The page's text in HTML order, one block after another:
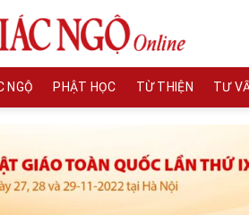
NGỘ PHẬT HỌC TỪ THIỆN TƯ